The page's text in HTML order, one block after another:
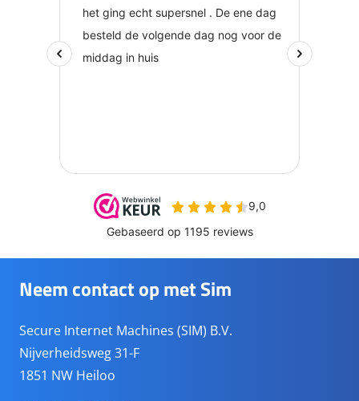
Neem contact op met Sim
Secure Internet Machines (SIM) B.V.
Nijverheidsweg 31-F
1851 NW Heiloo